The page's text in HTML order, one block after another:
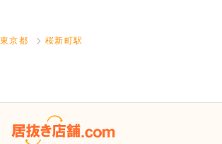
東京都 桜新町駅